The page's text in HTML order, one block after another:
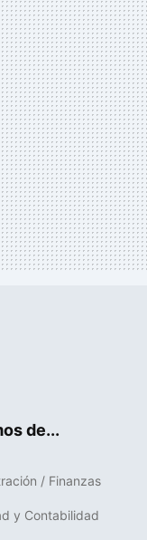
de...
/ Finanzas
y Contabilidad